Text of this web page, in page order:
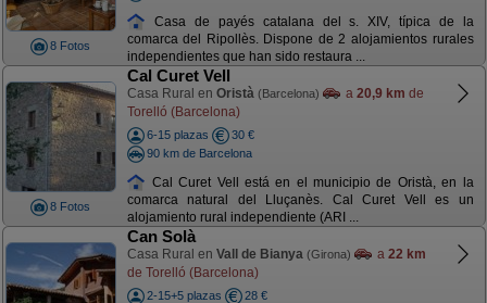
8 Fotos
Casa de payés catalana del s. XIV, típica de la
comarca del Ripollès. Dispone de 2 alojamientos rurales
independientes que han sido restaura ...
8 Fotos
Cal Curet Vell
Casa Rural en Oristà (Barcelona) a 20,9 km de
Torelló (Barcelona)
6-15 plazas
30 €
90 km de Barcelona
Cal Curet Vell está en el municipio de Oristà, en la
comarca natural del Lluçanès. Cal Curet Vell es un
alojamiento rural independiente (ARI ...
Can Solà
Casa Rural en Vall de Bianya (Girona) a 22 km
de Torelló (Barcelona)
2-15+5 plazas
28 €